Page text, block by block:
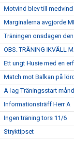
Motvind blev till medvind
Marginalerna avgjorde
Träningen onsdagen
OBS. TRÄNING IKVÄLL
Ett ungt Husie med en
Match mot Balkan på
A-lag Träningsstart
Informationsträff Herr A
Ingen träning tors 11/6
Stryktipset